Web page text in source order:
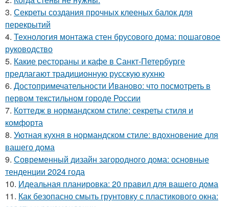
3. Секреты создания прочных клееных балок для
перекрытий
4. Технология монтажа стен брусового дома: пошаговое
руководство
5. Какие рестораны и кафе в Санкт-Петербурге
предлагают традиционную русскую кухню
6. Достопримечательности Иваново: что посмотреть в
первом текстильном городе России
7. Коттедж в нормандском стиле: секреты стиля и
комфорта
8. Уютная кухня в нормандском стиле: вдохновение для
вашего дома
9. Современный дизайн загородного дома: основные
тенденции 2024 года
10. Идеальная планировка: 20 правил для вашего дома
11. Как безопасно смыть грунтовку с пластикового окна: